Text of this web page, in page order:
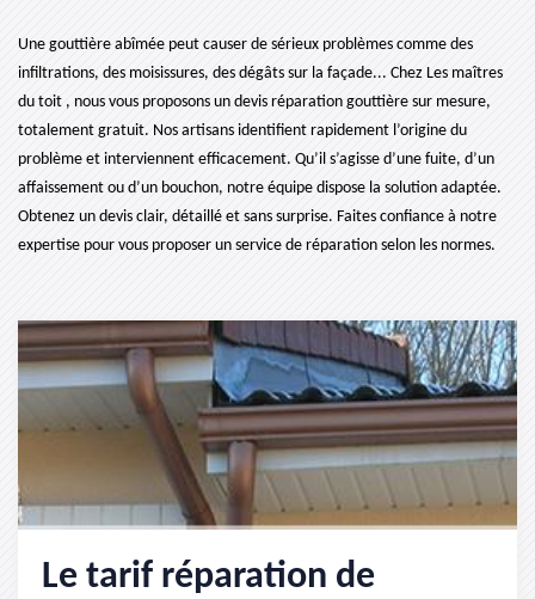
Une gouttière abîmée peut causer de sérieux problèmes comme des
infiltrations, des moisissures, des dégâts sur la façade... Chez Les maîtres
du toit , nous vous proposons un devis réparation gouttière sur mesure,
totalement gratuit. Nos artisans identifient rapidement l’origine du
problème et interviennent efficacement. Qu’il s’agisse d’une fuite, d’un
affaissement ou d’un bouchon, notre équipe dispose la solution adaptée.
Obtenez un devis clair, détaillé et sans surprise. Faites confiance à notre
expertise pour vous proposer un service de réparation selon les normes.
Le tarif réparation de